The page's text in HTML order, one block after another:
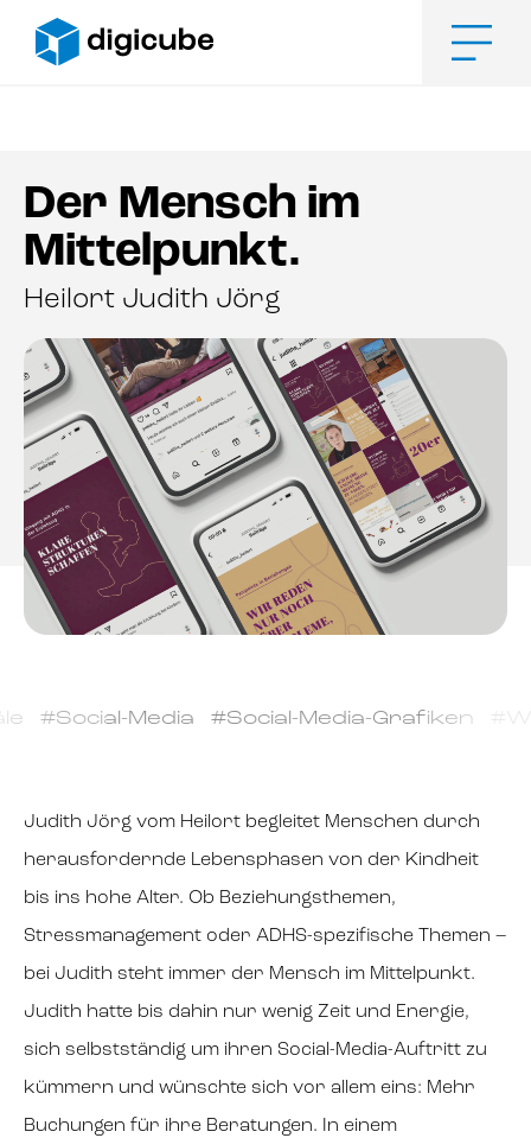
Inhalt
Der Mensch im
Mittelpunkt.
Heilort Judith Jörg
#Social-Media #Social-Media-Grafiken
Judith Jörg vom Heilort begleitet Menschen durch
herausfordernde Lebensphasen von der Kindheit
bis ins hohe Alter. Ob Beziehungsthemen,
Stressmanagement oder ADHS-spezifische Themen –
bei Judith steht immer der Mensch im Mittelpunkt.
Judith hatte bis dahin nur wenig Zeit und Energie,
sich selbstständig um ihren Social-Media-Auftritt zu
kümmern und wünschte sich vor allem eins: Mehr
Buchungen für ihre Beratungen. In einem